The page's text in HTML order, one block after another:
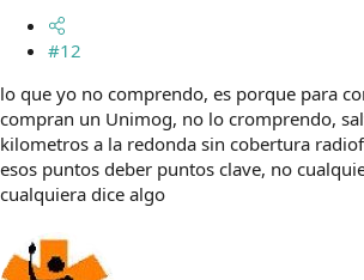
#12
lo que yo no comprendo, es porque para
compran un Unimog, no lo cromprendo,
kilometros a la redonda sin cobertura
esos puntos deber puntos clave, no
cualquiera dice algo